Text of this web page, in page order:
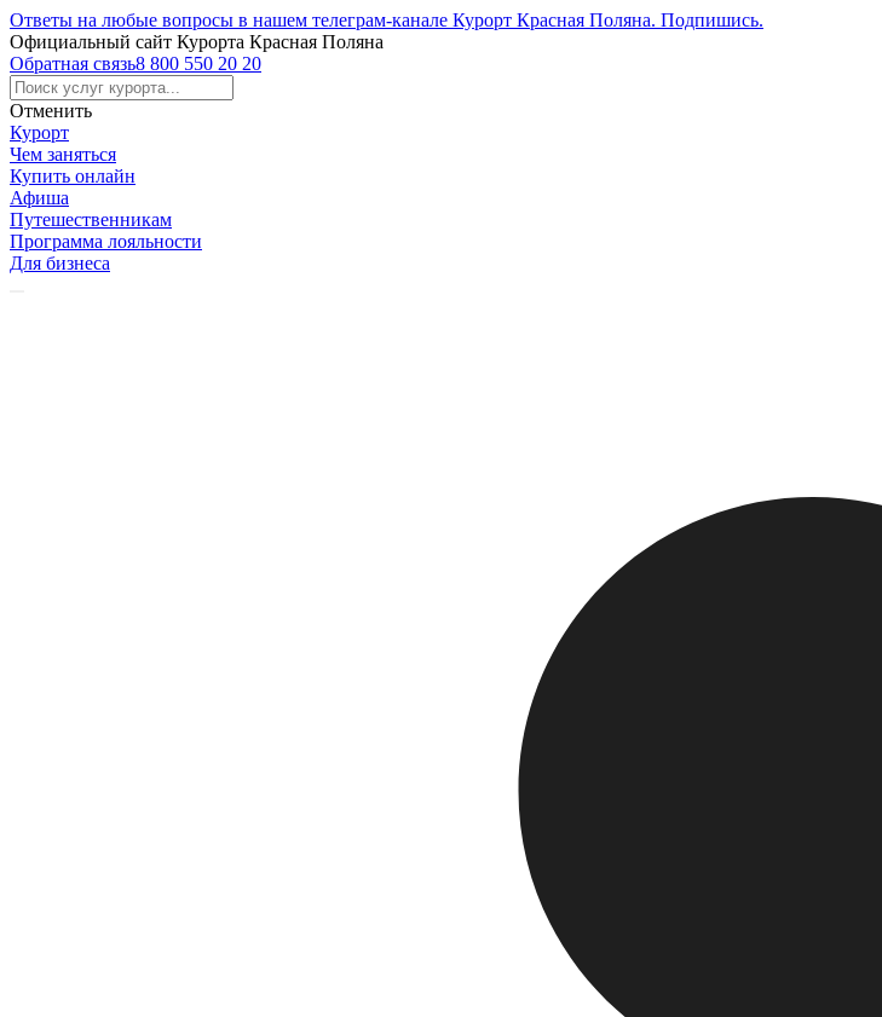
Ответы на любые вопросы в нашем телеграм-канале Курорт Красная Поляна. Подпишись.
Официальный сайт Курорта Красная Поляна
Обратная связь8 800 550 20 20
Отменить
Курорт
Чем заняться
Купить онлайн
Афиша
Путешественникам
Программа лояльности
Для бизнеса